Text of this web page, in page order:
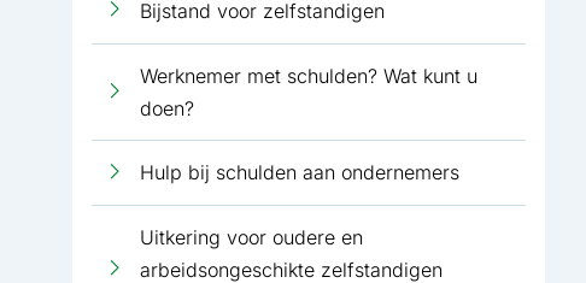
Bijstand voor zelfstandigen
Werknemer met schulden? Wat kunt u
doen?
Hulp bij schulden aan ondernemers
Uitkering voor oudere en
arbeidsongeschikte zelfstandigen